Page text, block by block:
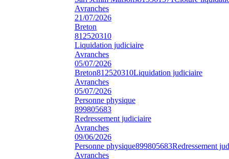
Avranches
21/07/2026
Breton
812520310
Liquidation judiciaire
Avranches
05/07/2026
Breton812520310Liquidation judiciaire
Avranches
05/07/2026
Personne physique
899805683
Redressement judiciaire
Avranches
09/06/2026
Personne physique899805683Redressement
Avranches